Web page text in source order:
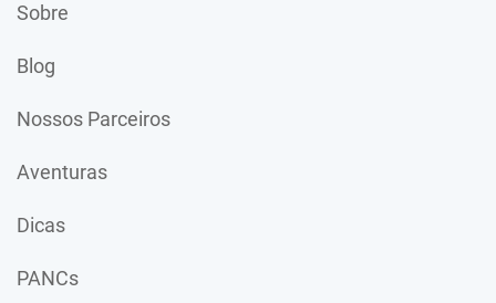
Sobre
Blog
Nossos Parceiros
Aventuras
Dicas
PANCs